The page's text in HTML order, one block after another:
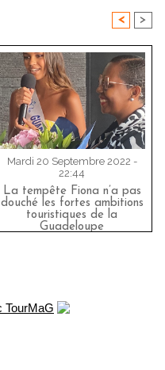
< >
Mardi 20 Septembre 2022 -
22:44
La tempête Fiona n’a pas
douché les fortes ambitions
touristiques de la
Guadeloupe